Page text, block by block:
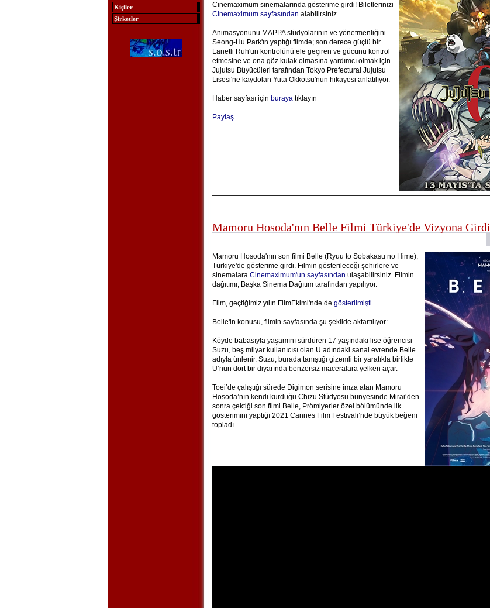
Kişiler
Şirketler
Cinemaximum sinemalarında gösterime girdi! Biletlerinizi
Cinemaximum sayfasından alabilirsiniz.
Animasyonunu MAPPA stüdyolarının ve yönetmenliğini
Seong-Hu Park'ın yaptığı filmde; son derece güçlü bir
Lanetli Ruh'un kontrolünü ele geçiren ve gücünü kontrol
etmesine ve ona göz kulak olmasına yardımcı olmak için
Jujutsu Büyücüleri tarafından Tokyo Prefectural Jujutsu
Lisesi'ne kaydolan Yuta Okkotsu'nun hikayesi anlatılıyor.
Haber sayfası için burayatıklayın
Paylaş
Mamoru Hosoda'nın Belle Filmi Türkiye'de Vizyona Girdi
Mamoru Hosoda'nın son filmi Belle (Ryuu to Sobakasu no Hime),
Türkiye'de gösterime girdi. Filmin gösterileceği şehirlere ve
sinemalara Cinemaximum'un sayfasından ulaşabilirsiniz. Filmin
dağıtımı, Başka Sinema Dağıtım tarafından yapılıyor.
Film, geçtiğimiz yılın FilmEkimi'nde de gösterilmişti.
Belle'in konusu, filmin sayfasında şu şekilde aktartılıyor:
Köyde babasıyla yaşamını sürdüren 17 yaşındaki lise öğrencisi
Suzu, beş milyar kullanıcısı olan U adındaki sanal evrende Belle
adıyla ünlenir. Suzu, burada tanıştığı gizemli bir yaratıkla birlikte
U’nun dört bir diyarında benzersiz maceralara yelken açar.
Toei’de çalıştığı sürede Digimon serisine imza atan Mamoru
Hosoda’nın kendi kurduğu Chizu Stüdyosu bünyesinde Mirai‘den
sonra çektiği son filmi Belle, Prömiyerler özel bölümünde ilk
gösterimini yaptığı 2021 Cannes Film Festivali’nde büyük beğeni
topladı.